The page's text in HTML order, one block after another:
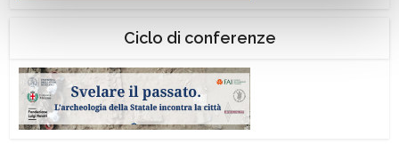
Ciclo di conferenze